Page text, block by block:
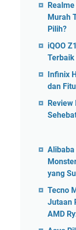
Murah
Pilih?
iQOO
Terbaik
Infinix
dan
Review
Alibaba
yang
Tecno
Jutaan
AMD